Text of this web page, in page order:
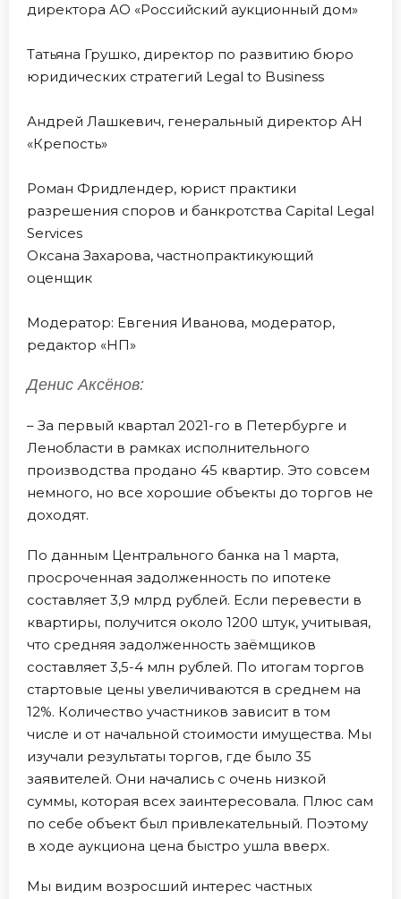
директора АО «Российский аукционный дом»
Татьяна Грушко, директор по развитию бюро
юридических стратегий Legal to Business
Андрей Лашкевич, генеральный директор АН
«Крепость»
Роман Фридлендер, юрист практики
разрешения споров и банкротства Capital Legal
Services
Оксана Захарова, частнопрактикующий
оценщик
Модератор: Евгения Иванова, модератор,
редактор «НП»
Денис Аксёнов:
– За первый квартал 2021-го в Петербурге и
Ленобласти в рамках исполнительного
производства продано 45 квартир. Это совсем
немного, но все хорошие объекты до торгов не
доходят.
По данным Центрального банка на 1 марта,
просроченная задолженность по ипотеке
составляет 3,9 млрд рублей. Если перевести в
квартиры, получится около 1200 штук, учитывая,
что средняя задолженность заёмщиков
составляет 3,5-4 млн рублей. По итогам торгов
стартовые цены увеличиваются в среднем на
12%. Количество участников зависит в том
числе и от начальной стоимости имущества. Мы
изучали результаты торгов, где было 35
заявителей. Они начались с очень низкой
суммы, которая всех заинтересовала. Плюс сам
по себе объект был привлекательный. Поэтому
в ходе аукциона цена быстро ушла вверх.
Мы видим возросший интерес частных